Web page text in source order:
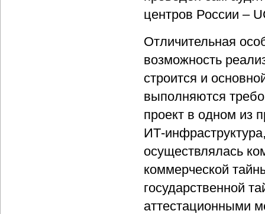
центров России –
Отличительная
возможность
строится и
выполняются
проект в одном из
ИТ-
осуществлялась
коммерческой
государственной
аттестационными